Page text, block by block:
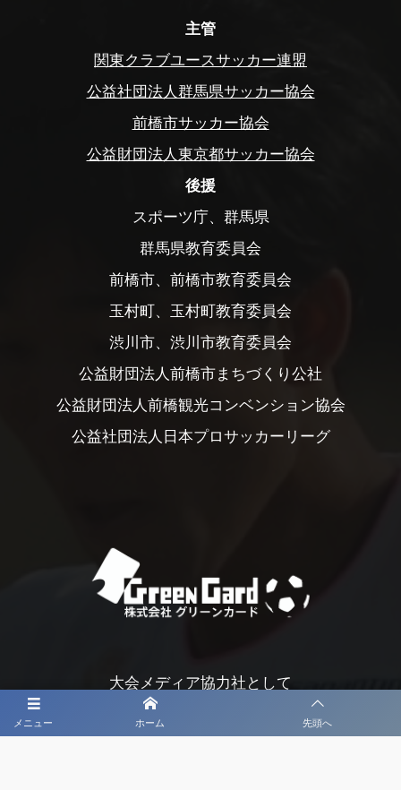
メニュー ホーム 先頭へ
主管
関東クラブユースサッカー連盟
公益社団法人群馬県サッカー協会
前橋市サッカー協会
公益財団法人東京都サッカー協会
後援
スポーツ庁、群馬県
群馬県教育委員会
前橋市、前橋市教育委員会
玉村町、玉村町教育委員会
渋川市、渋川市教育委員会
公益財団法人前橋市まちづくり公社
公益財団法人前橋観光コンベンション協会
公益社団法人日本プロサッカーリーグ
大会メディア協力社として
大会価値向上を目指し